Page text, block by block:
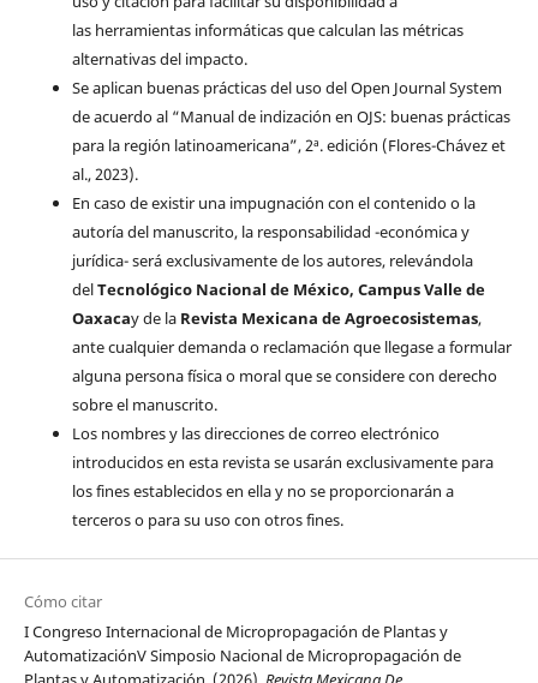
las herramientas informáticas que calculan las métricas
alternativas del impacto.
Se aplican buenas prácticas del uso del Open Journal System
de acuerdo al “Manual de indización en OJS: buenas prácticas
para la región latinoamericana”, 2ª. edición (Flores-Chávez et
al., 2023).
En caso de existir una impugnación con el contenido o la
autoría del manuscrito, la responsabilidad -económica y
jurídica- será exclusivamente de los autores, relevándola
delTecnológico Nacional de México, Campus Valle de
Oaxacay de la Revista Mexicana de Agroecosistemas,
ante cualquier demanda o reclamación que llegase a formular
alguna persona física o moral que se considere con derecho
sobre el manuscrito.
Los nombres y las direcciones de correo electrónico
introducidos en esta revista se usarán exclusivamente para
los fines establecidos en ella y no se proporcionarán a
terceros o para su uso con otros fines.
Cómo citar
I Congreso Internacional de Micropropagación de Plantas y
AutomatizaciónV Simposio Nacional de Micropropagación de